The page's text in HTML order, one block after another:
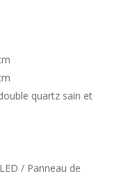
quartz sain et
/ Panneau de